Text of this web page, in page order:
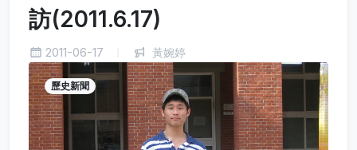
訪(2011.6.17)
2011-06-17 黃婉婷
歷史新聞